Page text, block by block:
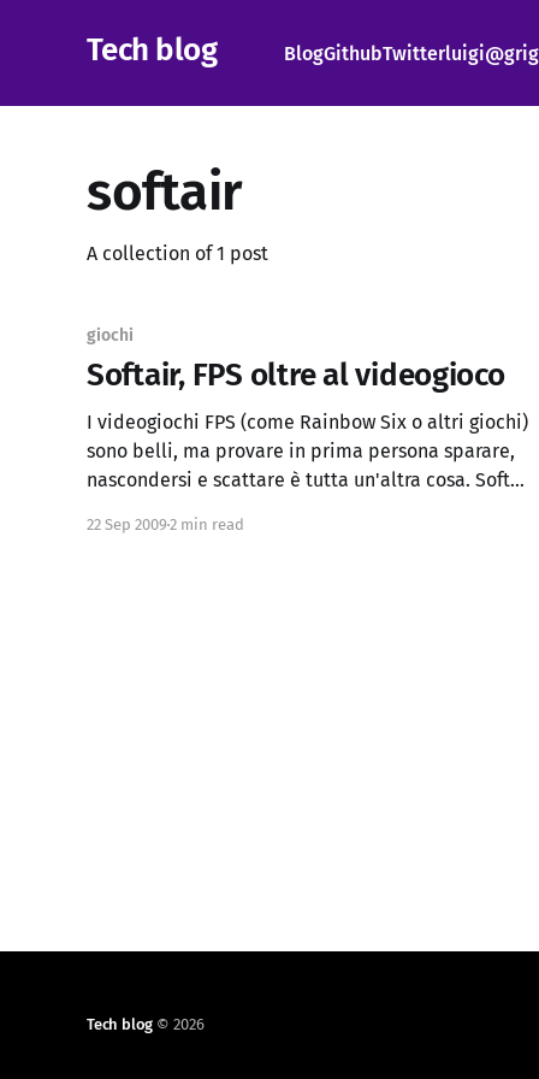
Tech blog BlogGithubTwitter
softair
A collection of 1 post
giochi
Softair, FPS oltre al videogioco
I videogiochi FPS (come Rainbow Six o altri giochi)
sono belli, ma provare in prima persona sparare,
nascondersi e scattare è tutta un'altra cosa. Softair
fatta con pistole e fucili ad aria compressa e per
22 Sep 2009 2 min read
Tech blog © 2026